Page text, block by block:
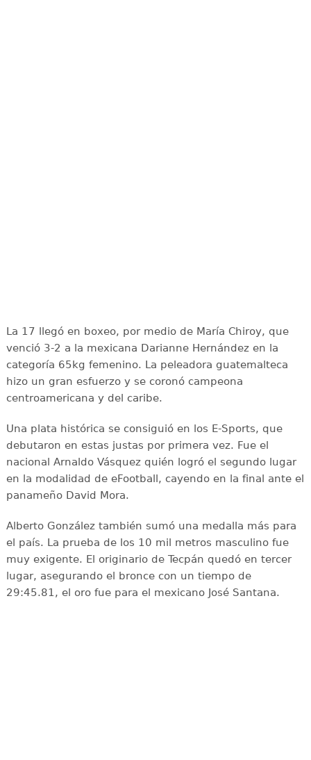
La 17 llegó en boxeo, por medio de María Chiroy, que
venció 3-2 a la mexicana Darianne Hernández en la
categoría 65kg femenino. La peleadora guatemalteca
hizo un gran esfuerzo y se coronó campeona
centroamericana y del caribe.
Una plata histórica se consiguió en los E-Sports, que
debutaron en estas justas por primera vez. Fue el
nacional Arnaldo Vásquez quién logró el segundo lugar
en la modalidad de eFootball, cayendo en la final ante el
panameño David Mora.
Alberto González también sumó una medalla más para
el país. La prueba de los 10 mil metros masculino fue
muy exigente. El originario de Tecpán quedó en tercer
lugar, asegurando el bronce con un tiempo de
29:45.81, el oro fue para el mexicano José Santana.